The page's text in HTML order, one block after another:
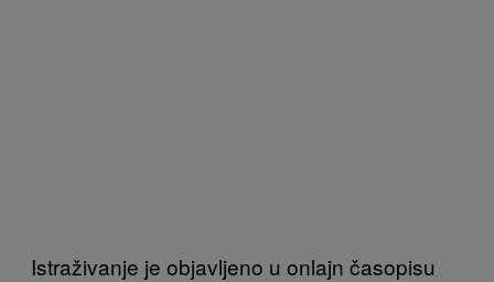
Istraživanje je objavljeno u onlajn časopisu